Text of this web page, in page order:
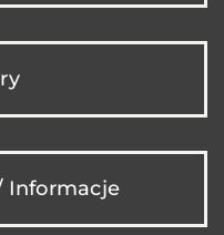
Informacje